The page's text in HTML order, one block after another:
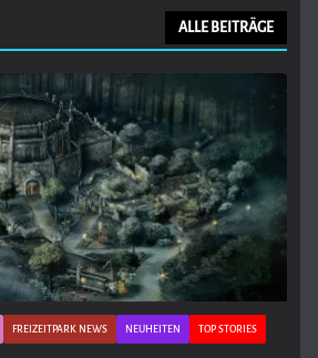
ALLE BEITRÄGE
FREIZEITPARK NEWS NEUHEITEN TOP STORIES